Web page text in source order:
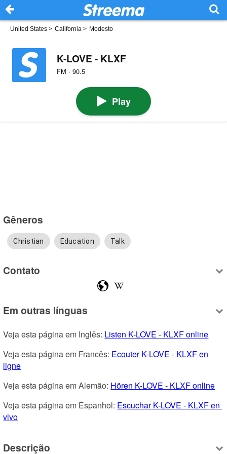
United States > California > Modesto
K-LOVE - KLXF
FM · 90.5
Play
Gêneros
Christian Education Talk
Contato
Em outras línguas
Veja esta página em Inglês: Listen K-LOVE - KLXF online
Veja esta página em Francês: Ecouter K-LOVE - KLXF en
ligne
Veja esta página em Alemão: Hören K-LOVE - KLXF online
Veja esta página em Espanhol: Escuchar K-LOVE - KLXF en
vivo
Descrição